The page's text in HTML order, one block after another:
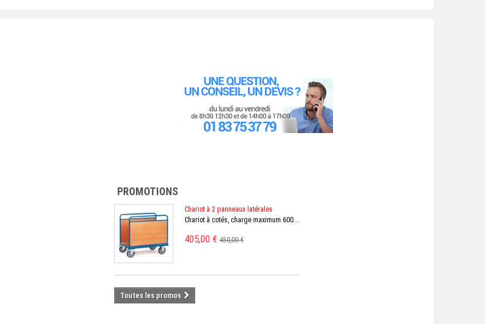
PROMOTIONS
Chariot à 2 panneaux latérales
Chariot à cotés, charge maximum 600...
405,00 € 450,00 €
Toutes les promos